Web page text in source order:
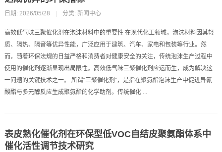
日期: 2026/05/28 分类: 新闻中心
高效低气味三聚催化剂在泡沫材料中的重要性 在现代化工领域，泡沫材料因其轻
质、隔热、隔音等优异性能，广泛应用于建筑、汽车、家电和包装等行业。然
而，随着环保法规的日益严格和消费者对健康安全的关注，传统泡沫生产过程中
使用的催化剂逐渐显现出局限性。高效低气味三聚催化剂应运而生，成为解决这
一问题的关键技术之一。 所谓“三聚催化剂”，是指在聚氨酯泡沫生产中促进异氰
酸酯与多元醇反应生成聚氨酯的化学助剂。传统催化 ...
表皮熟化催化剂在环保型低VOC自结皮聚氨酯体系中
催化活性调节技术研究